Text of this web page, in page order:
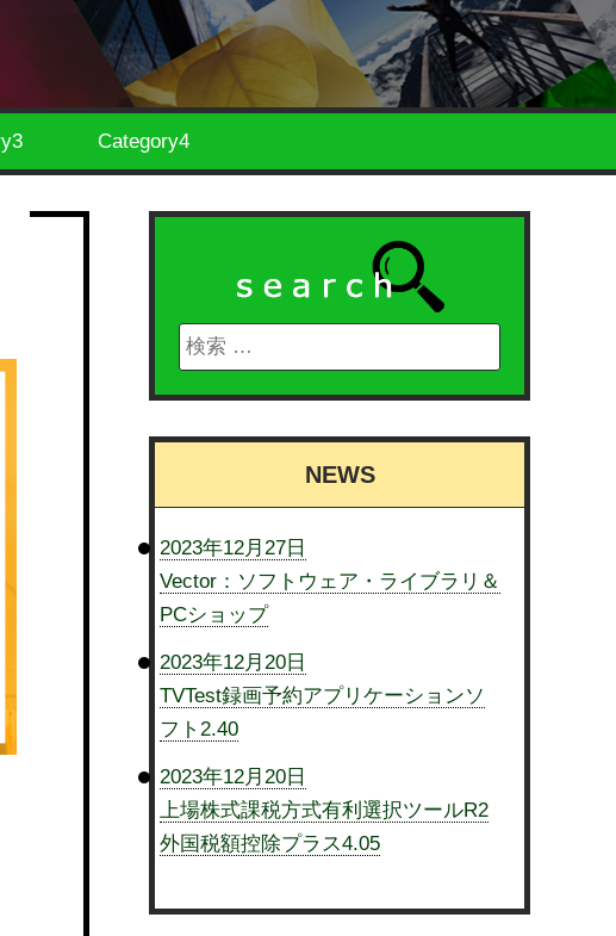
Category4
NEWS
2023年12月27日
Vector：ソフトウェア・ライブラリ＆
PCショップ
2023年12月20日
TVTest録画予約アプリケーションソ
フト2.40
2023年12月20日
上場株式課税方式有利選択ツールR2
外国税額控除プラス4.05